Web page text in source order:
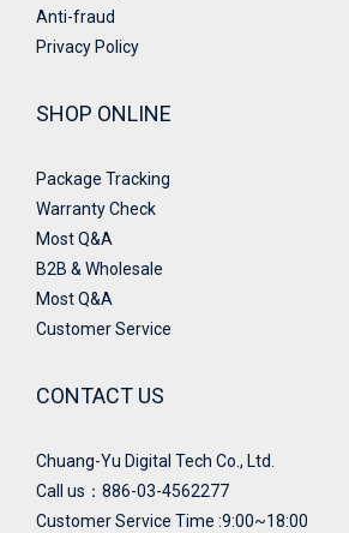
Anti-fraud
Privacy Policy
SHOP ONLINE
Package Tracking
Warranty Check
Most Q&A
B2B & Wholesale
Most Q&A
Customer Service
CONTACT US
Chuang-Yu Digital Tech Co., Ltd.
Call us：886-03-4562277
Customer Service Time :9:00~18:00